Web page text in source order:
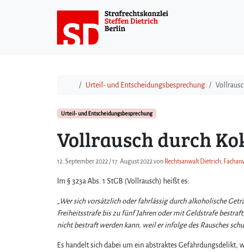
StartUrteil- und Entscheidungsbesprechung
Urteil- und Entscheidungsbesprechung
Vollrausch durch
12. September 2022 /17. August 2022von Rechtsanwalt Dietrich,
Im § 323a Abs. 1 StGB (Vollrausch) heißt es:
„Wer sich vorsätzlich oder fahrlässig durch alkoholische
Freiheitsstrafe bis zu fünf Jahren oder mit Geldstrafe
nicht bestraft werden kann, weil er infolge des Rausches
Es handelt sich dabei um ein abstraktes Gefährdungsdelikt,